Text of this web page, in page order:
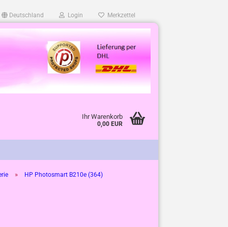
Deutschland Login Merkzettel
Ihr Warenkorb
0,00 EUR
» HP Photosmart B210e (364)